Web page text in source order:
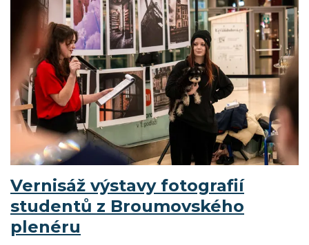
Vernisáž výstavy fotografií
studentů z Broumovského
plenéru